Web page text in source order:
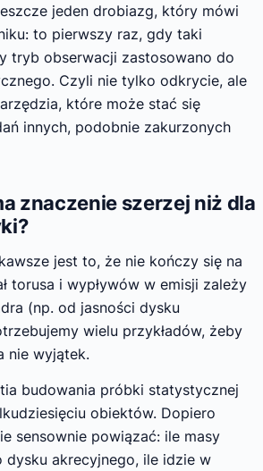
jeden drobiazg, który mówi
to pierwszy raz, gdy taki
tryb obserwacji zastosowano do
Czyli nie tylko odkrycie, ale
które może stać się
innych, podobnie zakurzonych
znaczenie szerzej niż dla
jest to, że nie kończy się na
torusa i wypływów w emisji zależy
(np. od jasności dysku
wielu przykładów, żeby
nie wyjątek.
budowania próbki statystycznej
obiektów. Dopiero
sensownie powiązać: ile masy
akrecyjnego, ile idzie w